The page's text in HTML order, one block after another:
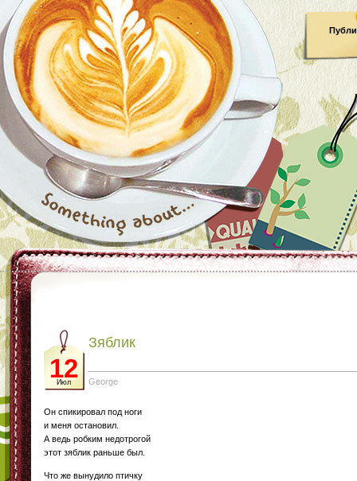
12
Июл
Зяблик
George
Он спикировал под ноги
и меня остановил.
А ведь робким недотрогой
этот зяблик раньше был.
Что же вынудило птичку